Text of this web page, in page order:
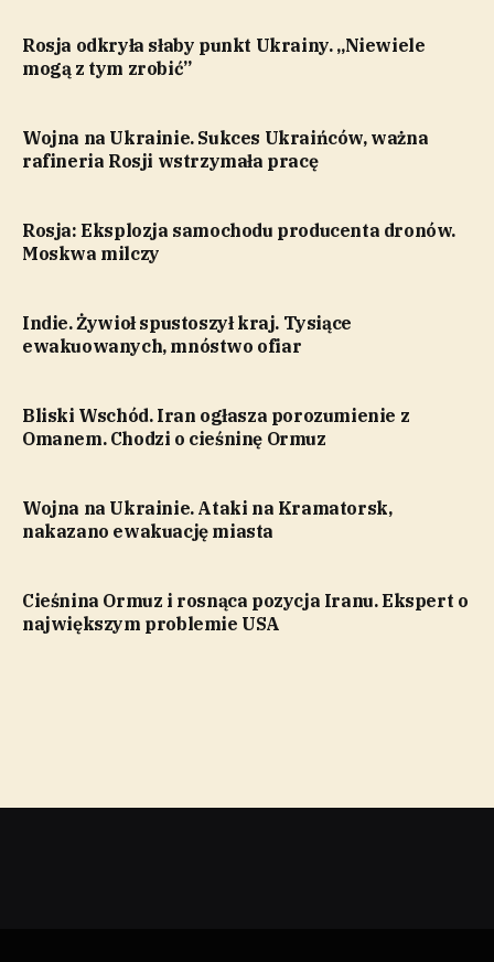
Rosja odkryła słaby punkt Ukrainy. „Niewiele
mogą z tym zrobić”
Wojna na Ukrainie. Sukces Ukraińców, ważna
rafineria Rosji wstrzymała pracę
Rosja: Eksplozja samochodu producenta dronów.
Moskwa milczy
Indie. Żywioł spustoszył kraj. Tysiące
ewakuowanych, mnóstwo ofiar
Bliski Wschód. Iran ogłasza porozumienie z
Omanem. Chodzi o cieśninę Ormuz
Wojna na Ukrainie. Ataki na Kramatorsk,
nakazano ewakuację miasta
Cieśnina Ormuz i rosnąca pozycja Iranu. Ekspert o
największym problemie USA